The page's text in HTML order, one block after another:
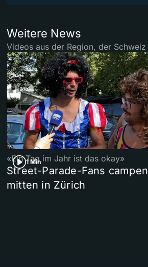
Weitere News
Videos aus der Region, der
1 Min
«Ein Tag im Jahr ist das okay»
Street-Parade-Fans campen
mitten in Zürich